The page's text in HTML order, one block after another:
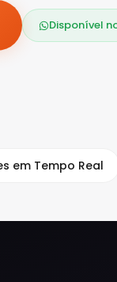
Disponível
em Tempo Real